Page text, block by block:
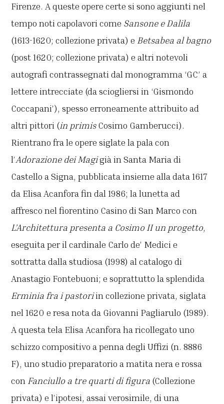
Firenze. A queste opere certe si sono aggiunti nel
tempo noti capolavori come Sansone e Dalila
(1613-1620; collezione privata) e Betsabea al bagno
(post 1620; collezione privata) e altri notevoli
autografi contrassegnati dal monogramma ‘GC’ a
lettere intrecciate (da sciogliersi in ‘Gismondo
Coccapani’), spesso erroneamente attribuito ad
altri pittori (in primisCosimo Gamberucci).
Rientrano fra le opere siglate la pala con
l’Adorazione dei Magigià in Santa Maria di
Castello a Signa, pubblicata insieme alla data 1617
da Elisa Acanfora fin dal 1986; la lunetta ad
affresco nel fiorentino Casino di San Marco con
L’Architettura presenta a Cosimo II un progetto,
eseguita per il cardinale Carlo de’ Medici e
sottratta dalla studiosa (1998) al catalogo di
Anastagio Fontebuoni; e soprattutto la splendida
Erminia fra i pastoriin collezione privata, siglata
nel 1620 e resa nota da Giovanni Pagliarulo (1989).
A questa tela Elisa Acanfora ha ricollegato uno
schizzo compositivo a penna degli Uffizi (n. 8886
F), uno studio preparatorio a matita nera e rossa
con Fanciullo a tre quarti di figura (Collezione
privata) e l’ipotesi, assai verosimile, di una